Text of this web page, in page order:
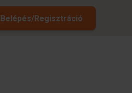
Belépés/Regisztráció